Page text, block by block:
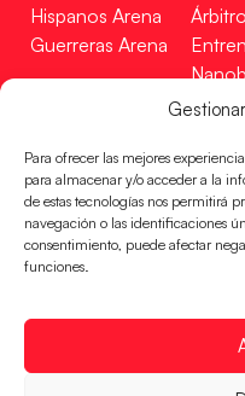
Para ofrecer las mejores
para almacenar y/o acceder a la
de estas tecnologías nos permitirá
navegación o las identificaciones
consentimiento, puede afectar
funciones.
Hispanos Arena
Guerreras Arena
Tienda
Incidencias
CONTACTO